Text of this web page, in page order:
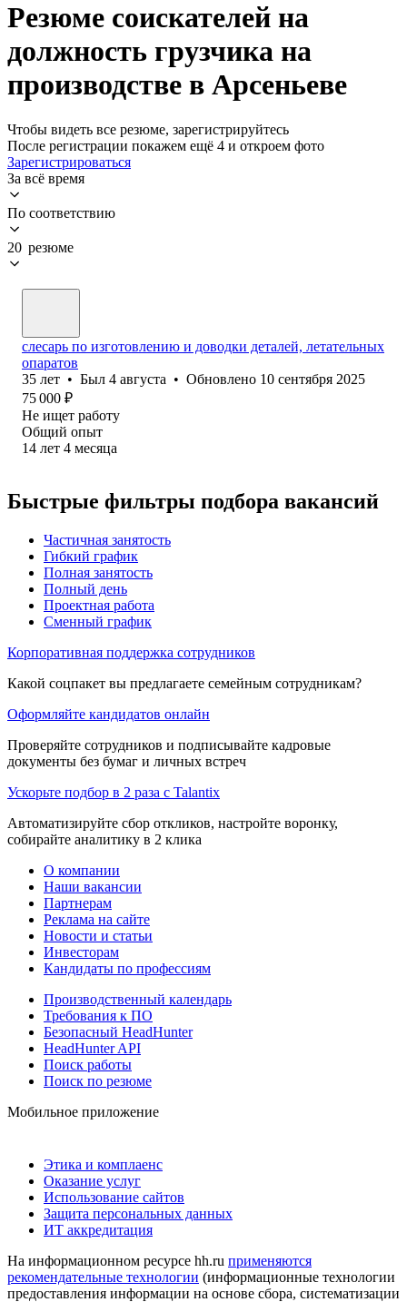
Резюме соискателей на
должность грузчика на
производстве в Арсеньеве
Чтобы видеть все резюме, зарегистрируйтесь
После регистрации покажем ещё 4 и откроем фото
Зарегистрироваться
За всё время
По соответствию
20 резюме
слесарь по изготовлению и доводки деталей, летательных
опаратов
35 лет • Был 4 августа • Обновлено 10 сентября 2025
75 000 ₽
Не ищет работу
Общий опыт
14 лет 4 месяца
Быстрые фильтры подбора вакансий
Частичная занятость
Гибкий график
Полная занятость
Полный день
Проектная работа
Сменный график
Корпоративная поддержка сотрудников
Какой соцпакет вы предлагаете семейным сотрудникам?
Оформляйте кандидатов онлайн
Проверяйте сотрудников и подписывайте кадровые
документы без бумаг и личных встреч
Ускорьте подбор в 2 раза с Talantix
Автоматизируйте сбор откликов, настройте воронку,
собирайте аналитику в 2 клика
О компании
Наши вакансии
Партнерам
Реклама на сайте
Новости и статьи
Инвесторам
Кандидаты по профессиям
Производственный календарь
Требования к ПО
Безопасный HeadHunter
HeadHunter API
Поиск работы
Поиск по резюме
Мобильное приложение
Этика и комплаенс
Оказание услуг
Использование сайтов
Защита персональных данных
ИТ аккредитация
На информационном ресурсе hh.ru применяются
рекомендательные технологии (информационные технологии
предоставления информации на основе сбора, систематизации